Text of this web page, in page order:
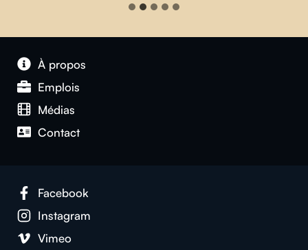
À propos
Emplois
Médias
Contact
Facebook
Instagram
Vimeo